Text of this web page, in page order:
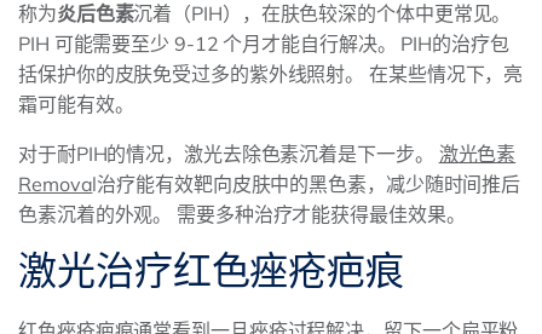
称为炎后色素沉着（PIH），在肤色较深的个体中更常见。
PIH 可能需要至少 9-12 个月才能自行解决。 PIH的治疗包
括保护你的皮肤免受过多的紫外线照射。 在某些情况下，亮
霜可能有效。
对于耐PIH的情况，激光去除色素沉着是下一步。 激光色素
Removal治疗能有效靶向皮肤中的黑色素，减少随时间推后
色素沉着的外观。 需要多种治疗才能获得最佳效果。
激光治疗红色痤疮疤痕